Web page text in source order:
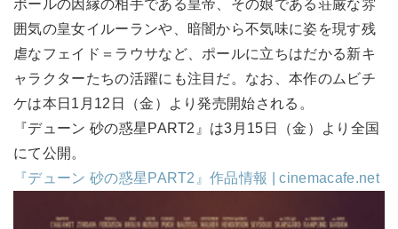
ポールの因縁の相手である皇帝、その娘である荘厳な雰
囲気の皇女イルーランや、暗闇から不気味に姿を現す残
虐なフェイド＝ラウサなど、ポールに立ちはだかる新キ
ャラクターたちの活躍にも注目だ。なお、本作のムビチ
ケは本日1月12日（金）より発売開始される。
『デューン 砂の惑星PART2』は3月15日（金）より全国
にて公開。
『デューン 砂の惑星PART2』作品情報 | cinemacafe.net